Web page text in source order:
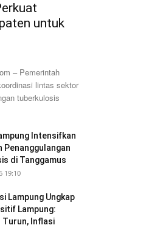
untuk
– Pemerintah
lintas sektor
tuberkulosis
Intensifkan
Penanggulangan
di Tanggamus
19:10
Lampung Ungkap
Lampung:
Turun, Inflasi